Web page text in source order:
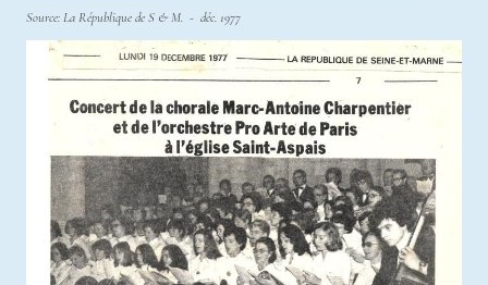
Source: La République de S & M. - déc. 1977